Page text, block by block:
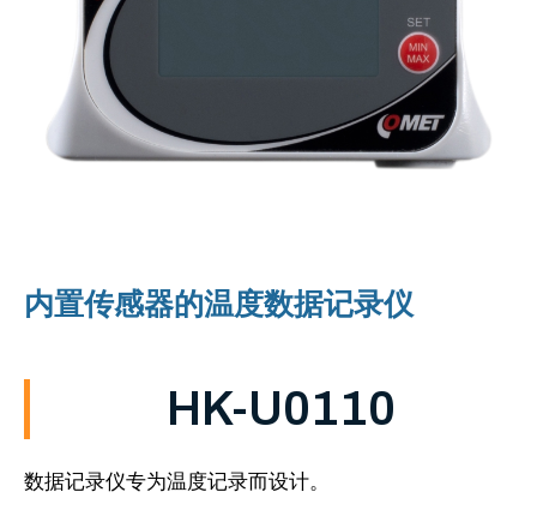
内置传感器的温度数据记录仪
HK-U0110
数据记录仪专为温度记录而设计。